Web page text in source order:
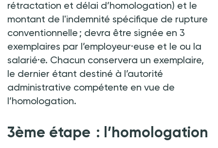
rétractation et délai d’homologation) et le
montant de l'indemnité spécifique de rupture
conventionnelle ; devra être signée en 3
exemplaires par l’employeur·euse et le ou la
salarié·e. Chacun conservera un exemplaire,
le dernier étant destiné à l’autorité
administrative compétente en vue de
l’homologation.
3ème étape : l’homologation